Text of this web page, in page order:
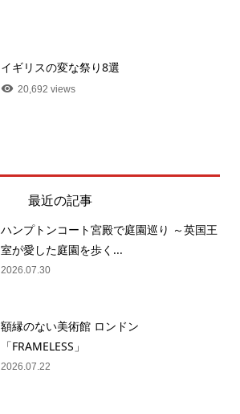
イギリスの変な祭り8選
20,692 views
最近の記事
ハンプトンコート宮殿で庭園巡り ～英国王
室が愛した庭園を歩く...
2026.07.30
額縁のない美術館 ロンドン
「FRAMELESS」
2026.07.22